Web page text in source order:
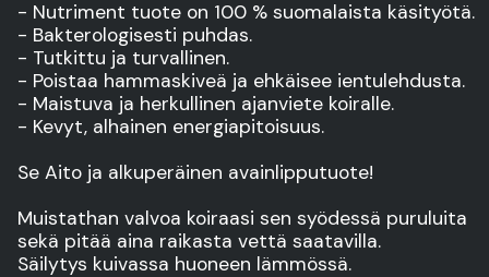
- Nutriment tuote on 100 % suomalaista käsityötä.
- Bakterologisesti puhdas.
- Tutkittu ja turvallinen.
- Poistaa hammaskiveä ja ehkäisee ientulehdusta.
- Maistuva ja herkullinen ajanviete koiralle.
- Kevyt, alhainen energiapitoisuus.
Se Aito ja alkuperäinen avainlipputuote!
Muistathan valvoa koiraasi sen syödessä puruluita
sekä pitää aina raikasta vettä saatavilla.
Säilytys kuivassa huoneen lämmössä.